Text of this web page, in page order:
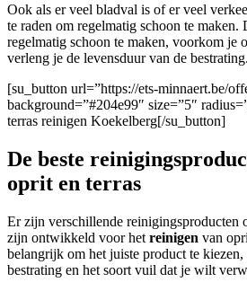
Ook als er veel bladval is of er veel
te raden om regelmatig schoon te maken.
regelmatig schoon te maken, voorkom je
verleng je de levensduur van de bestrating.
[su_button url=”https://ets-minnaert.be/
background=”#204e99″ size=”5″
terras reinigen Koekelberg[/su_button]
De beste
oprit en terras
Er zijn verschillende reinigingsproducten
zijn ontwikkeld voor het reinigen van
belangrijk om het juiste product te
bestrating en het soort vuil dat je wilt